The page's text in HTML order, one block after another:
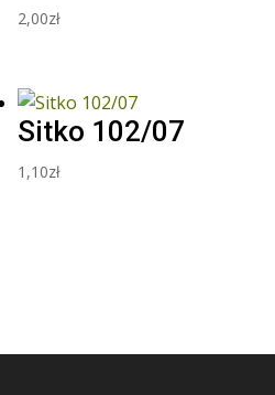
2,00zł
Sitko 102/07
1,10zł